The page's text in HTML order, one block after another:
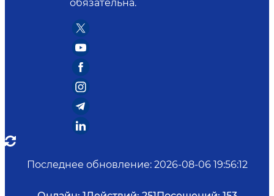
обязательна.
Последнее обновление: 2026-08-06 19:56:12